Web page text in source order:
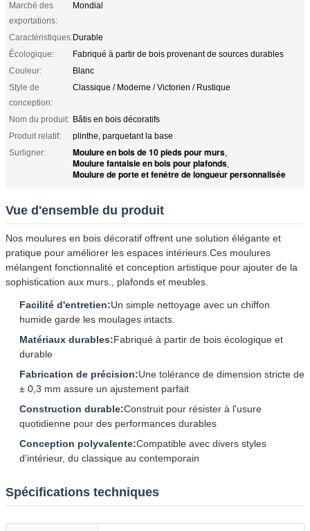
Marché des
exportations:
Mondial
Caractéristiques:Durable
Écologique:
Fabriqué à partir de bois provenant de sources durables
Couleur:
Blanc
Style de
conception:
Classique / Moderne / Victorien / Rustique
Nom du produit: Bâtis en bois décoratifs
Produit relatif:
plinthe, parquetant la base
Surligner:
Moulure en bois de 10 pieds pour murs,
Moulure fantaisie en bois pour plafonds,
Moulure de porte et fenêtre de longueur personnalisée
Vue d'ensemble du produit
Nos moulures en bois décoratif offrent une solution élégante et
pratique pour améliorer les espaces intérieurs.Ces moulures
mélangent fonctionnalité et conception artistique pour ajouter de la
sophistication aux murs., plafonds et meubles.
Facilité d'entretien:Un simple nettoyage avec un chiffon
humide garde les moulages intacts.
Matériaux durables:Fabriqué à partir de bois écologique et
durable
Fabrication de précision:Une tolérance de dimension stricte de
± 0,3 mm assure un ajustement parfait
Construction durable:Construit pour résister à l'usure
quotidienne pour des performances durables
Conception polyvalente:Compatible avec divers styles
d'intérieur, du classique au contemporain
Spécifications techniques